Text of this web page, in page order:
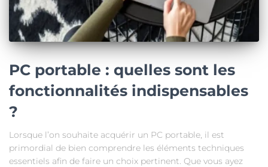
PC portable : quelles sont les
fonctionnalités indispensables
?
Lorsque l’on souhaite acquérir un PC portable, il est
primordial de bien comprendre les éléments techniques
essentiels afin de faire un choix pertinent. Que vous ayez